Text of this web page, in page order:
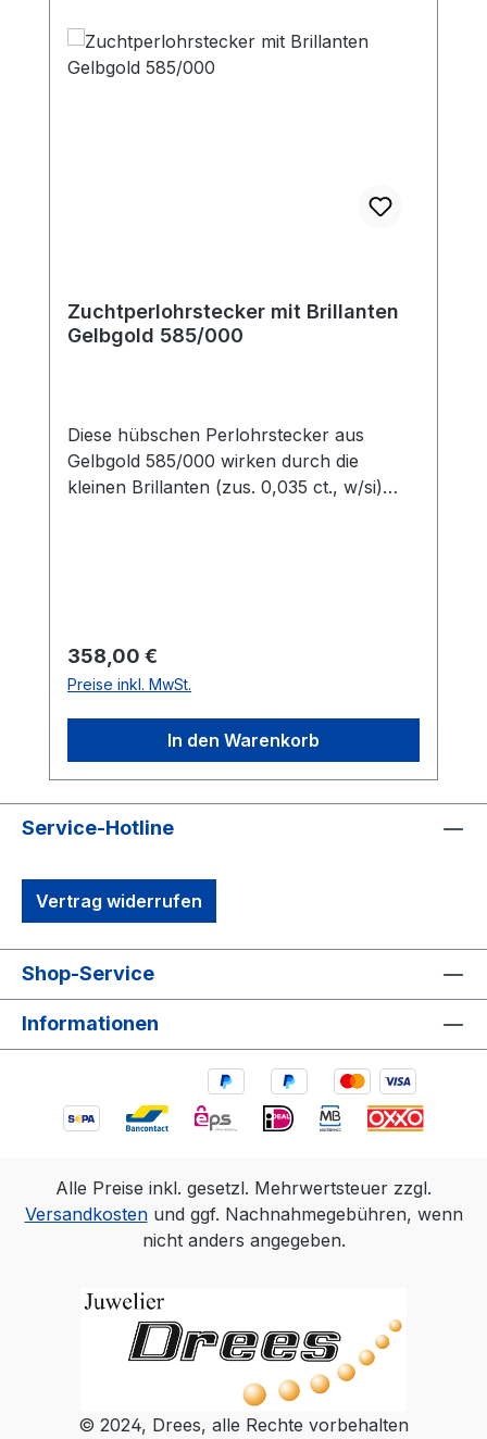
Zuchtperlohrstecker mit Brillanten
Gelbgold 585/000
Diese hübschen Perlohrstecker aus
Gelbgold 585/000 wirken durch die
kleinen Brillanten (zus. 0,035 ct., w/si)
Regulärer Preis:
358,00 €
Preise inkl. MwSt.
In den Warenkorb
Service-Hotline
Vertrag widerrufen
Shop-Service
Informationen
Alle Preise inkl. gesetzl. Mehrwertsteuer zzgl.
Versandkostenund ggf. Nachnahmegebühren, wenn
nicht anders angegeben.
© 2024, Drees, alle Rechte vorbehalten